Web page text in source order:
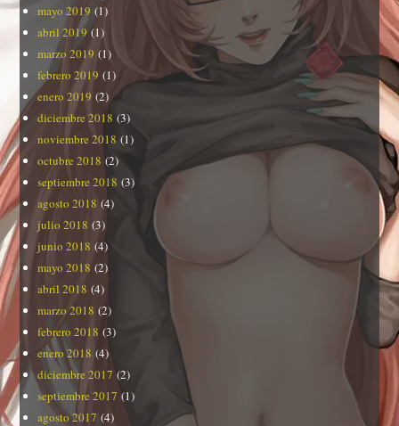
mayo 2019 (1)
abril 2019 (1)
marzo 2019 (1)
febrero 2019 (1)
enero 2019 (2)
diciembre 2018 (3)
noviembre 2018 (1)
octubre 2018 (2)
septiembre 2018 (3)
agosto 2018 (4)
julio 2018 (3)
junio 2018 (4)
mayo 2018 (2)
abril 2018 (4)
marzo 2018 (2)
febrero 2018 (3)
enero 2018 (4)
diciembre 2017 (2)
septiembre 2017 (1)
agosto 2017 (4)